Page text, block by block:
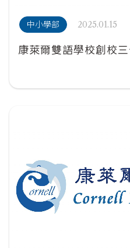
中小學部 2025.01.15
康萊爾雙語學校創校